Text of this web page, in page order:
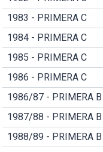
1983 - PRIMERA C
1984 - PRIMERA C
1985 - PRIMERA C
1986 - PRIMERA C
1986/87 - PRIMERA B
1987/88 - PRIMERA B
1988/89 - PRIMERA B